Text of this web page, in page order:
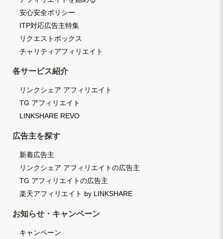
安心安全ポリシー
ITP対応広告主特集
リクエストボックス
チャリティアフィリエイト
各サービス紹介
リンクシェア アフィリエイト
TG アフィリエイト
LINKSHARE REVO
広告主を探す
新着広告主
リンクシェア アフィリエイトの広告主
TG アフィリエイトの広告主
楽天アフィリエイト by LINKSHARE
お知らせ・キャンペーン
キャンペーン